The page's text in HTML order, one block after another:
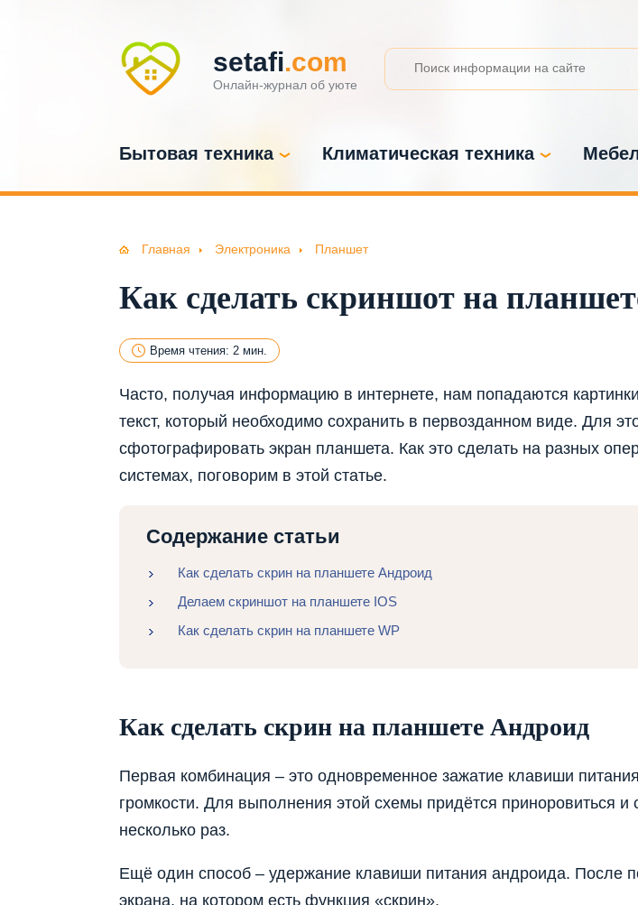
setafi.com
Онлайн-журнал об уюте
Бытовая техника Климатическая техника
Главная Электроника Планшет
Как сделать скриншот на
Время чтения: 2 мин.
Часто, получая информацию в интернете, нам попадаются
текст, который необходимо сохранить в первозданном виде. Для
сфотографировать экран планшета. Как это сделать на разных
системах, поговорим в этой статье.
Содержание статьи
Как сделать скрин на планшете Андроид
Делаем скриншот на планшете IOS
Как сделать скрин на планшете WP
Как сделать скрин на планшете Андроид
Первая комбинация – это одновременное зажатие клавиши
громкости. Для выполнения этой схемы придётся приноровиться и
несколько раз.
Ещё один способ – удержание клавиши питания андроида. После
экрана, на котором есть функция «скрин».